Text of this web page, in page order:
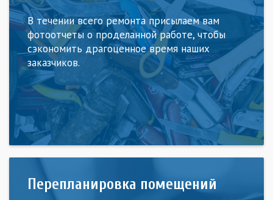
В течении всего ремонта присылаем вам
фотоотчеты о проделанной работе, чтобы
сэкономить драгоценное время наших
заказчиков.
Перепланировка помещений